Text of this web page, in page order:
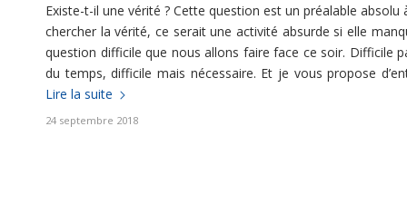
Existe-t-il une vérité ? Cette question est un préalable
chercher la vérité, ce serait une activité absurde si elle
question difficile que nous allons faire face ce soir. Difficile
du temps, difficile mais nécessaire. Et je vous propose
Lire la suite
24 septembre 2018